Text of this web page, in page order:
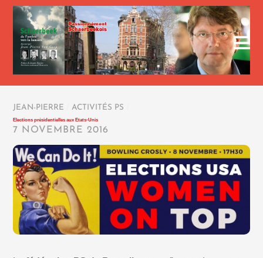
JEAN-PIERRE ACTIVITÉS PS
Elections présidentielles aux Etats-Unis
7 NOVEMBRE 2016